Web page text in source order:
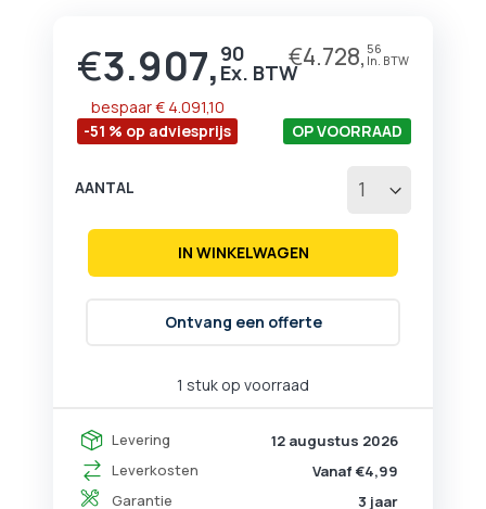
Prijs
€3.907, 90 €4.728, 56
-51 % op adviesprijs
bespaar€ 4.091,10
1 stuk op voorraad
OP VOORRAAD
Levering
12 augustus 2026
Leverkosten
Vanaf €4,99
Garantie
3 jaar
AANTAL
IN WINKELWAGEN
Ontvang een offerte
afbeeldingen-